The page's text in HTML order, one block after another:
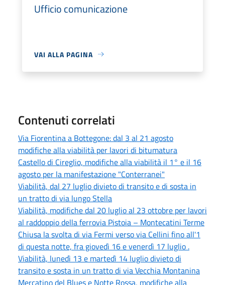
Ufficio comunicazione
VAI ALLA PAGINA
Contenuti correlati
Via Fiorentina a Bottegone: dal 3 al 21 agosto
modifiche alla viabilità per lavori di bitumatura
Castello di Cireglio, modifiche alla viabilità il 1° e il 16
agosto per la manifestazione "Conterranei"
Viabilità, dal 27 luglio divieto di transito e di sosta in
un tratto di via lungo Stella
Viabilità, modifiche dal 20 luglio al 23 ottobre per lavori
al raddoppio della ferrovia Pistoia – Montecatini Terme
Chiusa la svolta di via Fermi verso via Cellini fino all'1
di questa notte, fra giovedì 16 e venerdì 17 luglio .
Viabilità, lunedì 13 e martedì 14 luglio divieto di
transito e sosta in un tratto di via Vecchia Montanina
Mercatino del Blues e Notte Rossa, modifiche alla